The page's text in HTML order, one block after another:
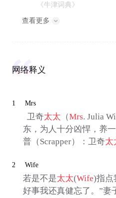
《牛津词典》
查看更多
网络释义
1 Mrs
卫奇太太 （Mrs. Julia
东，为人十分凶悍，养
普（Scrapper）：卫奇太
2 Wife
若是不是太太(Wife)指点
好事我还真健忘了。”妻